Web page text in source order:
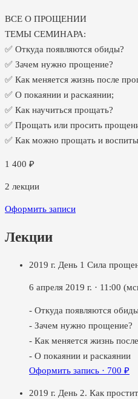
ВСЕ О ПРОЩЕНИИ
ТЕМЫ СЕМИНАРА:
✅ Откуда появляются обиды?
✅ Зачем нужно прощение?
✅ Как меняется жизнь после
✅ О покаянии и раскаянии;
✅ Как научиться прощать?
✅ Прощать или просить
✅ Как можно прощать и
1 400 ₽
2 лекции
Оформить записи
Лекции
2019 г. День 1 Сила
6 апреля 2019 г. · 11:00
- Откуда появляются
- Зачем нужно прощение?
- Как меняется жизнь
- О покаянии и раскаянии
Оформить запись · 700 ₽
2019 г. День 2. Как